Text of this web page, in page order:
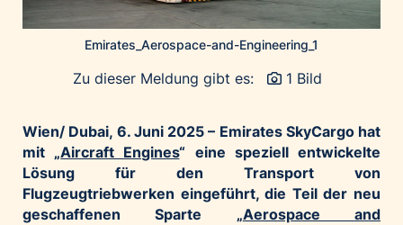
Mediaplus
Neuroth
öbv – Österreichischer Bundesverlag
Ökopharm
Palfinger AG
Emirates_Aerospace-and-Engineering_1
Zu dieser Meldung gibt es: 1 Bild
Wien/ Dubai, 6. Juni 2025 – Emirates SkyCargo hat
mit „Aircraft Engines“ eine speziell entwickelte
Lösung für den Transport von
Flugzeugtriebwerken eingeführt, die Teil der neu
geschaffenen Sparte „Aerospace and